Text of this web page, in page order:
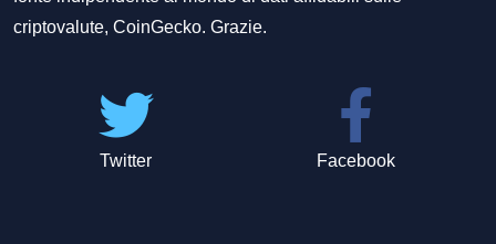
criptovalute, CoinGecko. Grazie.
Twitter Facebook